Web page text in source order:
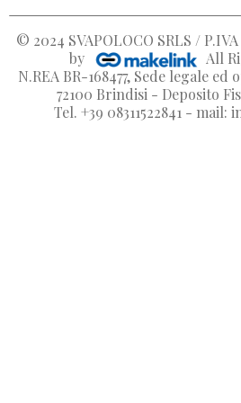
© 2024 SVAPOLOCO SRLS / P.IVA
by
All
N.REA BR-168477, Sede legale ed
72100 Brindisi - Deposito
Tel. +39 08311522841 - mail: